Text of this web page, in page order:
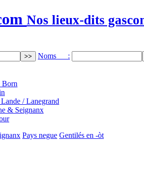
Nos lieux-dits
Noms :
Born
/ Lanegrand
& Seignanx
Pays negue Gentilés en -òt